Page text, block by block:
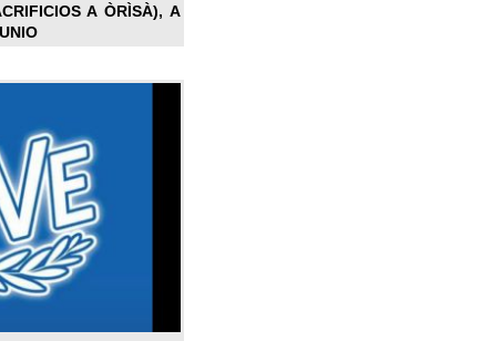
A ÒRÌSÀ), A